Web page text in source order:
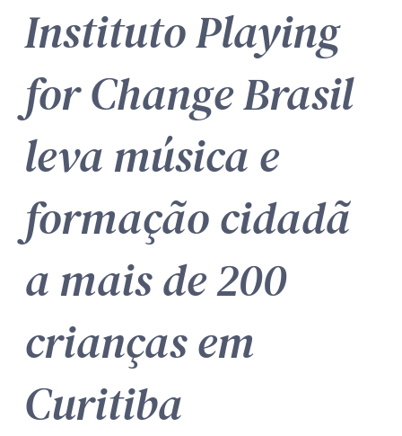
Instituto Playing
for Change Brasil
leva música e
formação cidadã
a mais de 200
crianças em
Curitiba